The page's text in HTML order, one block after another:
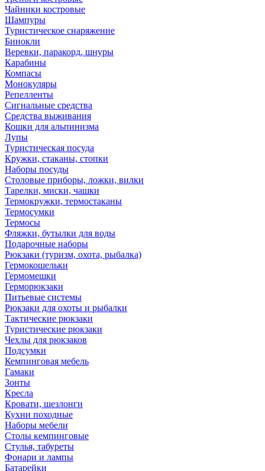
Чайники костровые
Шампуры
Туристическое снаряжение
Бинокли
Веревки, паракорд, шнуры
Карабины
Компасы
Монокуляры
Репелленты
Сигнальные средства
Средства выживания
Кошки для альпинизма
Лупы
Туристическая посуда
Кружки, стаканы, стопки
Наборы посуды
Столовые приборы, ложки, вилки
Тарелки, миски, чашки
Термокружки, термостаканы
Термосумки
Термосы
Фляжки, бутылки для воды
Подарочные наборы
Рюкзаки (туризм, охота, рыбалка)
Гермокошельки
Гермомешки
Герморюкзаки
Питьевые системы
Рюкзаки для охоты и рыбалки
Тактические рюкзаки
Туристические рюкзаки
Чехлы для рюкзаков
Подсумки
Кемпинговая мебель
Гамаки
Зонты
Кресла
Кровати, шезлонги
Кухни походные
Наборы мебели
Столы кемпинговые
Стулья, табуреты
Фонари и лампы
Батарейки